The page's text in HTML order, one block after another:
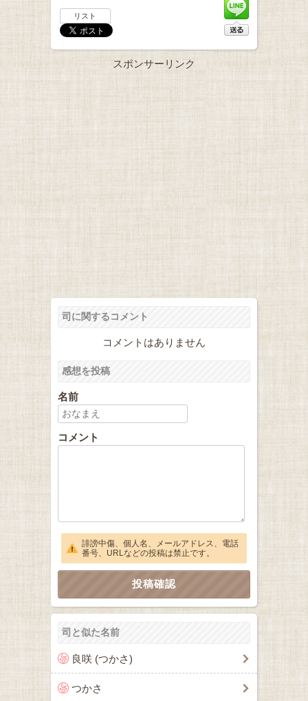
リスト
スポンサーリンク
司に関するコメント
コメントはありません
感想を投稿
名前
コメント
誹謗中傷、個人名、メールアドレス、電話
番号、URLなどの投稿は禁止です。
司と似た名前
良咲 (つかさ)
つかさ